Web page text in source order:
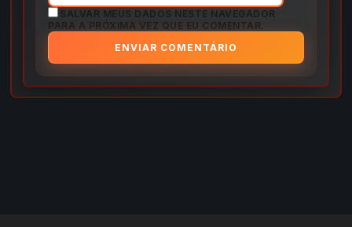
SALVAR MEUS DADOS NESTE NAVEGADOR
PARA A PRÓXIMA VEZ QUE EU COMENTAR.